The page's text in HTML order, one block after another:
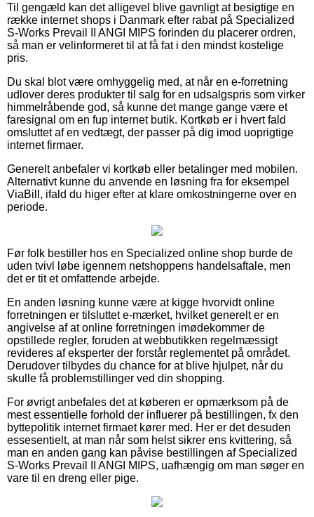
Til gengæld kan det alligevel blive gavnligt at besigtige en
række internet shops i Danmark efter rabat på Specialized
S-Works Prevail II ANGI MIPS forinden du placerer ordren,
så man er velinformeret til at få fat i den mindst kostelige
pris.
Du skal blot være omhyggelig med, at når en e-forretning
udlover deres produkter til salg for en udsalgspris som virker
himmelråbende god, så kunne det mange gange være et
faresignal om en fup internet butik. Kortkøb er i hvert fald
omsluttet af en vedtægt, der passer på dig imod uoprigtige
internet firmaer.
Generelt anbefaler vi kortkøb eller betalinger med mobilen.
Alternativt kunne du anvende en løsning fra for eksempel
ViaBill, ifald du higer efter at klare omkostningerne over en
periode.
Før folk bestiller hos en Specialized online shop burde de
uden tvivl løbe igennem netshoppens handelsaftale, men
det er tit et omfattende arbejde.
En anden løsning kunne være at kigge hvorvidt online
forretningen er tilsluttet e-mærket, hvilket generelt er en
angivelse af at online forretningen imødekommer de
opstillede regler, foruden at webbutikken regelmæssigt
revideres af eksperter der forstår reglementet på området.
Derudover tilbydes du chance for at blive hjulpet, når du
skulle få problemstillinger ved din shopping.
For øvrigt anbefales det at køberen er opmærksom på de
mest essentielle forhold der influerer på bestillingen, fx den
byttepolitik internet firmaet kører med. Her er det desuden
essesentielt, at man når som helst sikrer ens kvittering, så
man en anden gang kan påvise bestillingen af Specialized
S-Works Prevail II ANGI MIPS, uafhængig om man søger en
vare til en dreng eller pige.